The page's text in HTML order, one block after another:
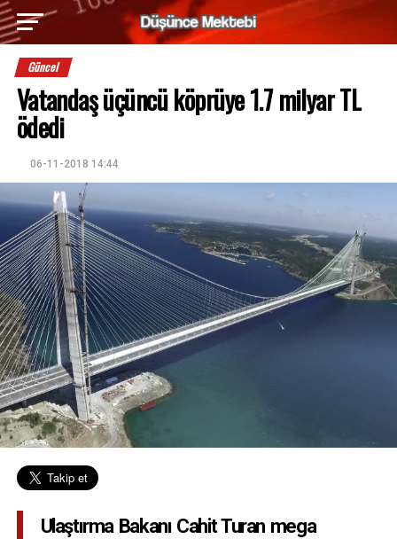
Güncel
Vatandaş üçüncü köprüye 1.7 milyar TL
ödedi
06-11-2018 14:44
Ulaştırma Bakanı Cahit Turan mega